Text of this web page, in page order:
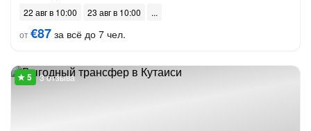
22 авг в 10:00
23 авг в 10:00
от€87 за всё до 7 чел.
3 отзыва